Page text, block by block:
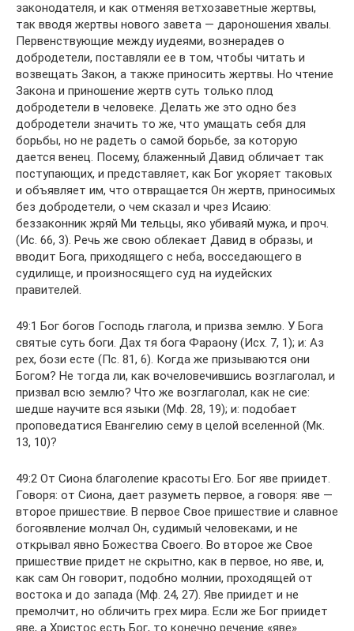
законодателя, и как отменяя ветхозаветные жертвы,
так вводя жертвы нового завета — дароношения хвалы.
Первенствующие между иудеями, вознерадев о
добродетели, поставляли ее в том, чтобы читать и
возвещать Закон, а также приносить жертвы. Но чтение
Закона и приношение жертв суть только плод
добродетели в человеке. Делать же это одно без
добродетели значить то же, что умащать себя для
борьбы, но не радеть о самой борьбе, за которую
дается венец. Посему, блаженный Давид обличает так
поступающих, и представляет, как Бог укоряет таковых
и объявляет им, что отвращается Он жертв, приносимых
без добродетели, о чем сказал и чрез Исаию:
беззаконник жряй Ми тельцы, яко убиваяй мужа, и проч.
(Ис. 66, 3). Речь же свою облекает Давид в образы, и
вводит Бога, приходящего с неба, восседающего в
судилище, и произносящего суд на иудейских
правителей.
49:1 Бог богов Господь глагола, и призва землю. У Бога
святые суть боги. Дах тя бога Фараону (Исх. 7, 1); и: Аз
рех, бози есте (Пс. 81, 6). Когда же призываются они
Богом? Не тогда ли, как вочеловечившись возглаголал, и
призвал всю землю? Что же возглаголал, как не cиe:
шедше научите вся языки (Мф. 28, 19); и: подобает
проповедатися Евангелию сему в целой вселенной (Мк.
13, 10)?
49:2 От Сиона блaгoлеnиe красоты Его. Бог яве приидет.
Говоря: от Сиона, дает разуметь первое, а говоря: яве —
второе пришествие. В первое Свое пришествие и славное
богоявление молчал Он, судимый человеками, и не
открывал явно Божества Своего. Во второе же Свое
пришествие придет не скрытно, как в первое, но яве, и,
как сам Он говорит, подобно молнии, проходящей от
востока и до запада (Мф. 24, 27). Яве приидет и не
премолчит, но обличить грех мира. Если же Бог приидет
яве, а Христос есть Бог, то конечно речение «яве»